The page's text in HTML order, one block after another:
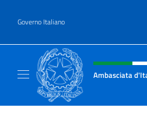
Governo Italiano
Intestazione sito,
Ambasciata